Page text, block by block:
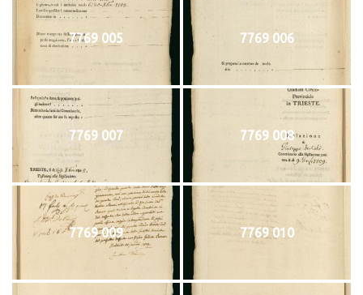
7769 005 7769 006
7769 007 7769 008
7769 009 7769 010